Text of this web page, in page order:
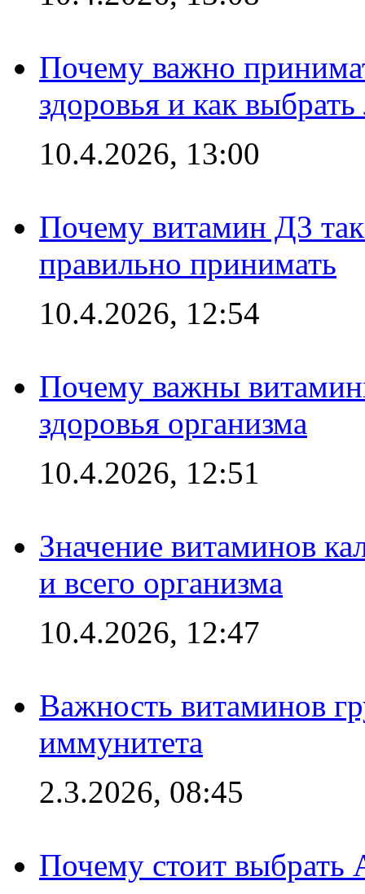
Почему важно
здоровья и как
10.4.2026, 13:00
Почему витамин Д3 так
правильно принимать
10.4.2026, 12:54
Почему важны
здоровья организма
10.4.2026, 12:51
Значение витаминов
и всего организма
10.4.2026, 12:47
Важность витаминов
иммунитета
2.3.2026, 08:45
Почему стоит выбрать